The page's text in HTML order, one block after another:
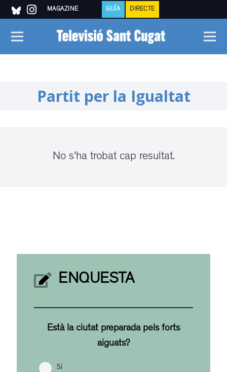
MAGAZINE GUÍA DIRECTE
Partit per la Igualtat
No s'ha trobat cap resultat.
ENQUESTA
Està la ciutat preparada pels forts
aiguats?
Sí